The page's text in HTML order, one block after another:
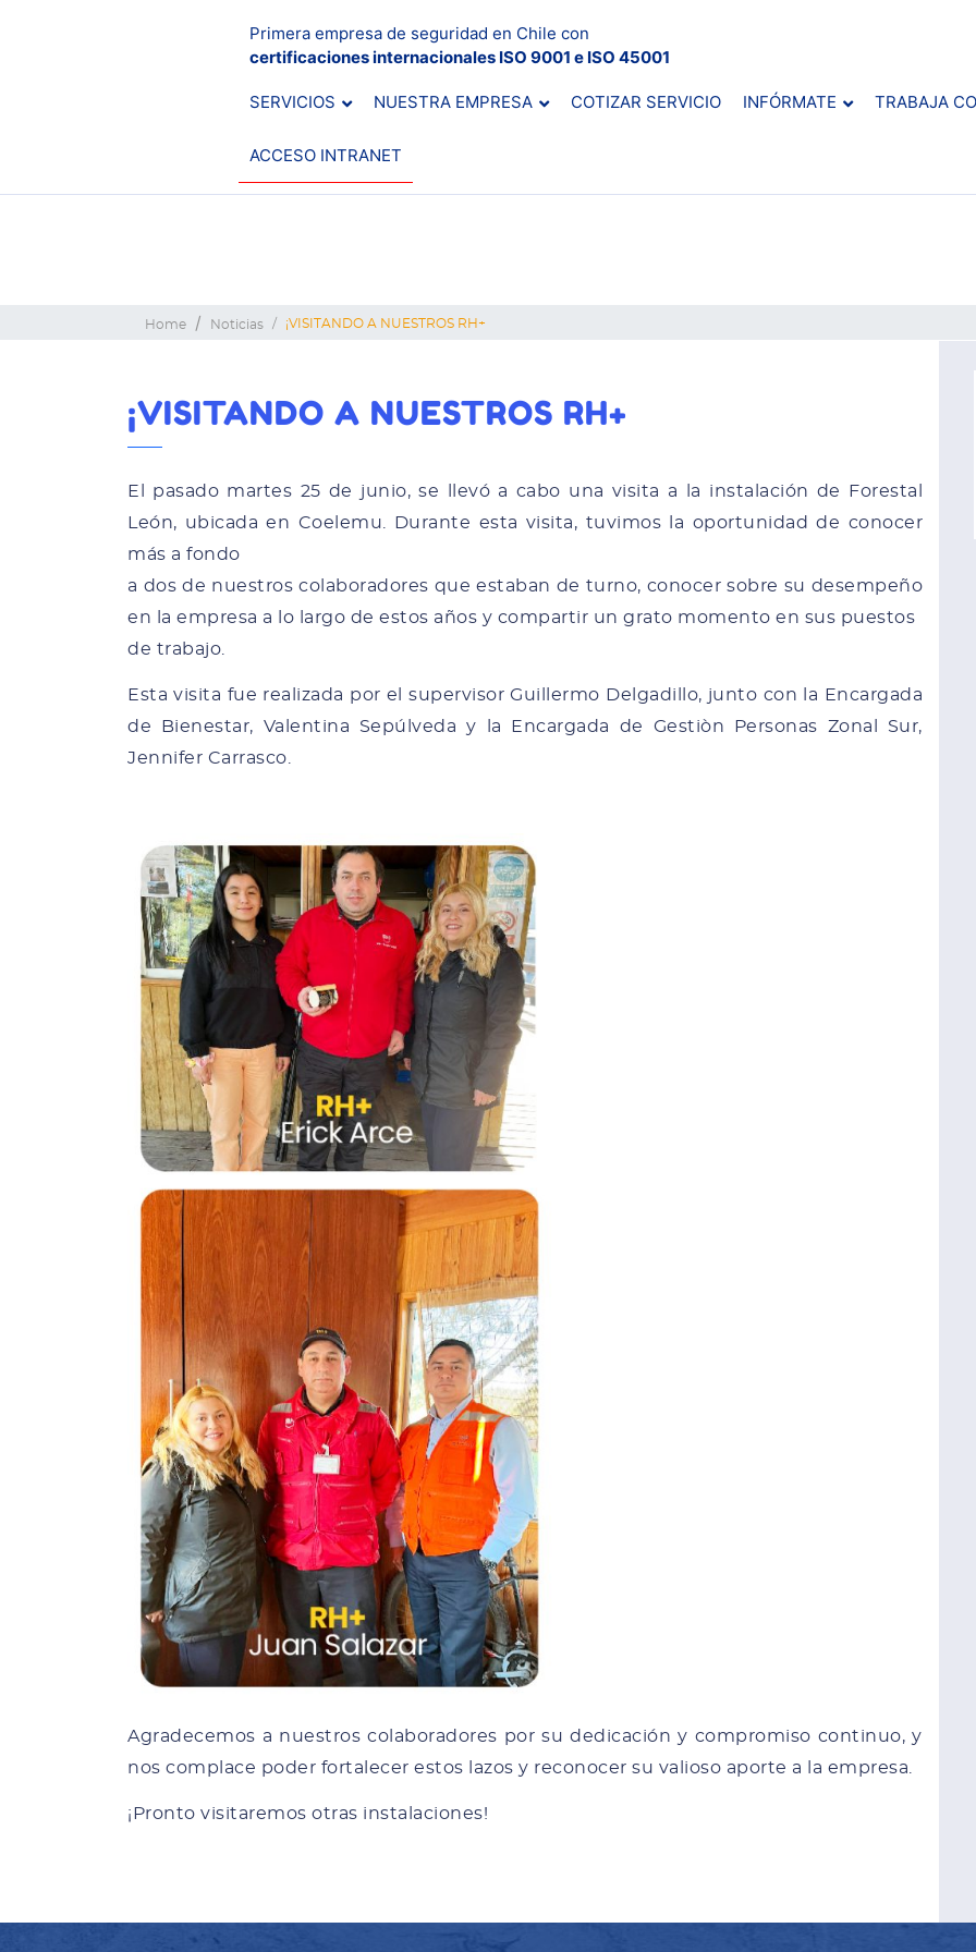
Primera empresa de seguridad en Chile con
certificaciones internacionales ISO 9001 e ISO 45001
SERVICIOS NUESTRA EMPRESA COTIZAR SERVICIO INFÓRMATE TRABAJA
ACCESO INTRANET
Home Noticias ¡VISITANDO A NUESTROS RH+
¡VISITANDO A NUESTROS RH+
El pasado martes 25 de junio, se llevó a cabo una visita a la instalación de Forestal
León, ubicada en Coelemu. Durante esta visita, tuvimos la oportunidad de conocer
más a fondo
a dos de nuestros colaboradores que estaban de turno, conocer sobre su desempeño
en la empresa a lo largo de estos años y compartir un grato momento en sus puestos
de trabajo.
Esta visita fue realizada por el supervisor Guillermo Delgadillo, junto con la Encargada
de Bienestar, Valentina Sepúlveda y la Encargada de Gestiòn Personas Zonal Sur,
Jennifer Carrasco.
Agradecemos a nuestros colaboradores por su dedicación y compromiso continuo, y
nos complace poder fortalecer estos lazos y reconocer su valioso aporte a la empresa.
¡Pronto visitaremos otras instalaciones!